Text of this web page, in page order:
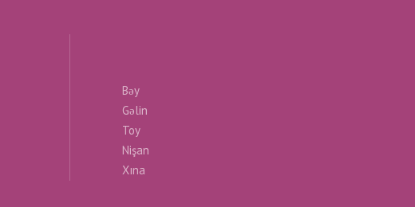
Bəy
Gəlin
Toy
Nişan
Xına